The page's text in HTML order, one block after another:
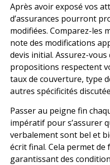
Après avoir exposé vos
d’assurances pourront
modifiées. Comparez-les
note des modifications
devis initial. Assurez-vous
propositions respectent
taux de couverture, type
autres spécificités
Passer au peigne fin
impératif pour s’assurer
verbalement sont bel et
écrit final. Cela permet
garantissant des